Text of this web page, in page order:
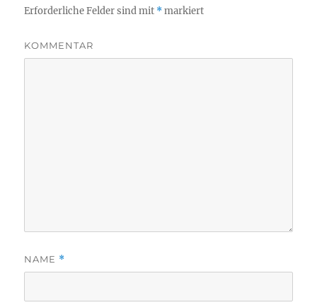
Erforderliche Felder sind mit *markiert
KOMMENTAR
NAME *